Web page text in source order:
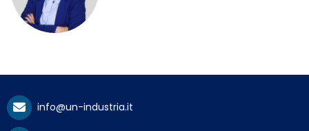
info@un-industria.it